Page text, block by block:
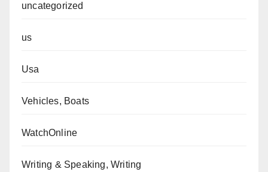
uncategorized
us
Usa
Vehicles, Boats
WatchOnline
Writing & Speaking, Writing